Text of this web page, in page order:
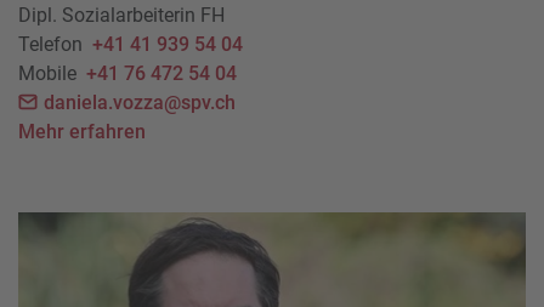
Dipl. Sozialarbeiterin FH
Telefon +41 41 939 54 04
Mobile +41 76 472 54 04
daniela.vozza@spv.ch
Mehr erfahren